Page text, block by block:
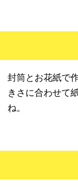
封筒とお花紙で
きさに合わせて
ね。